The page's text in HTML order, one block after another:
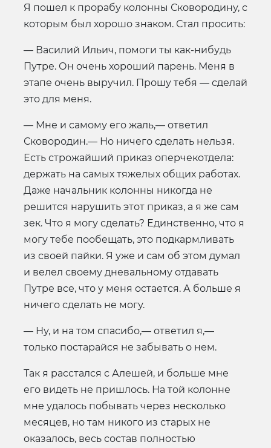
Я пошел к прорабу колонны Сковородину, с
которым был хорошо знаком. Стал просить:
— Василий Ильич, помоги ты как-нибудь
Путре. Он очень хороший парень. Меня в
этапе очень выручил. Прошу тебя — сделай
это для меня.
— Мне и самому его жаль,— ответил
Сковородин.— Но ничего сделать нельзя.
Есть строжайший приказ оперчекотдела:
держать на самых тяжелых общих работах.
Даже начальник колонны никогда не
решится нарушить этот приказ, а я же сам
зек. Что я могу сделать? Единственно, что я
могу тебе пообещать, это подкармливать
из своей пайки. Я уже и сам об этом думал
и велел своему дневальному отдавать
Путре все, что у меня остается. А больше я
ничего сделать не могу.
— Ну, и на том спасибо,— ответил я,—
только постарайся не забывать о нем.
Так я расстался с Алешей, и больше мне
его видеть не пришлось. На той колонне
мне удалось побывать через несколько
месяцев, но там никого из старых не
оказалось, весь состав полностью